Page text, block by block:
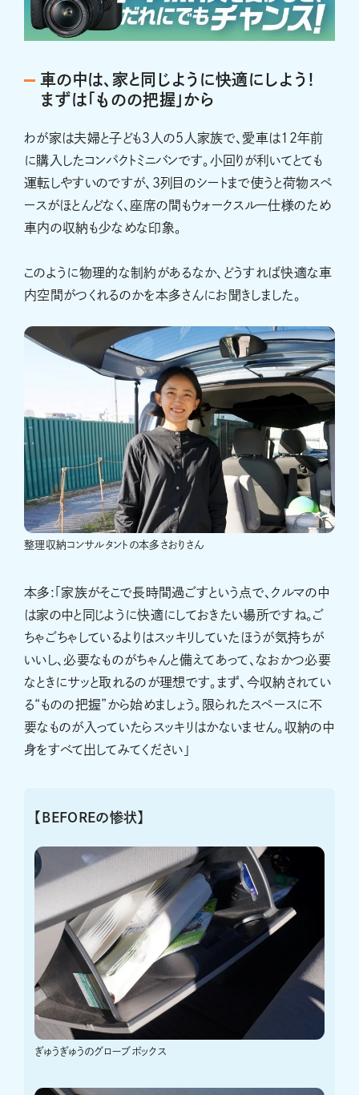
車の中は、家と同じように快適にしよう！
まずは「ものの把握」から
わが家は夫婦と子ども３人の5人家族で、愛車は12年前
に購入したコンパクトミニバンです。小回りが利いてとても
運転しやすいのですが、３列目のシートまで使うと荷物スペ
ースがほとんどなく、座席の間もウォークスルー仕様のため
車内の収納も少なめな印象。
このように物理的な制約があるなか、どうすれば快適な車
内空間がつくれるのかを本多さんにお聞きしました。
整理収納コンサルタントの本多さおりさん
本多:「家族がそこで長時間過ごすという点で、クルマの中
は家の中と同じように快適にしておきたい場所ですね。ご
ちゃごちゃしているよりはスッキリしていたほうが気持ちが
いいし、必要なものがちゃんと備えてあって、なおかつ必要
なときにサッと取れるのが理想です。まず、今収納されてい
る“ものの把握”から始めましょう。限られたスペースに不
要なものが入っていたらスッキリはかないません。収納の中
身をすべて出してみてください」
【BEFOREの惨状】
ぎゅうぎゅうのグローブボックス